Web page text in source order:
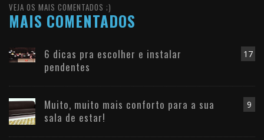
VEJA OS MAIS COMENTADOS ;)
MAIS COMENTADOS
17
6 dicas pra escolher e instalar
pendentes
9
Muito, muito mais conforto para a sua
sala de estar!